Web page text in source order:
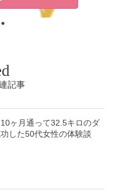
記事
ヶ月通って32.5キロのダ
した50代女性の体験談